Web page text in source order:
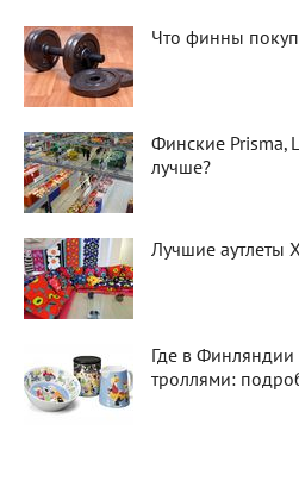
Что финны
Финские Prisma,
лучше?
Лучшие аутлеты
Где в
троллями: